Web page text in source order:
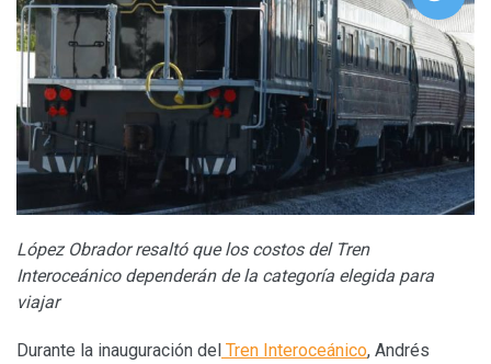
López Obrador resaltó que los costos del Tren
Interoceánico dependerán de la categoría elegida para
viajar
Durante la inauguración del Tren Interoceánico, Andrés